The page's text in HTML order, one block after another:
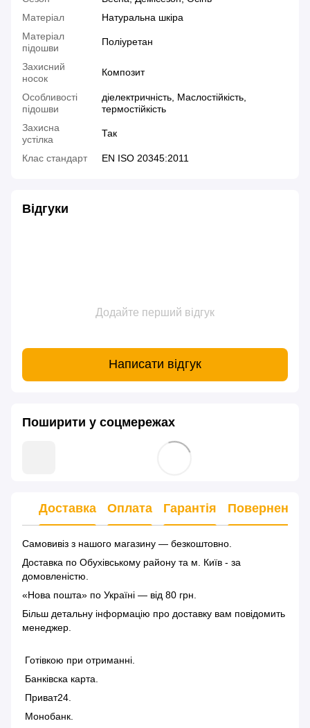
Матеріал
Натуральна шкіра
Матеріал
підошви
Поліуретан
Захисний
носок
Композит
Особливості
підошви
діелектричність, Маслостійкість,
термостійкість
Захисна
устілка
Так
Клас стандарт EN ISO 20345:2011
Відгуки
Додайте перший відгук
Написати відгук
Поширити у соцмережах
Доставка Оплата Гарантія Повернення
Самовивіз з нашого магазину — безкоштовно.
Доставка по Обухівському району та м. Київ - за
домовленістю.
«Нова пошта» по Україні — від 80 грн.
Більш детальну інформацію про доставку вам повідомить
менеджер.
Готівкою при отриманні.
Банківска карта.
Приват24.
Монобанк.